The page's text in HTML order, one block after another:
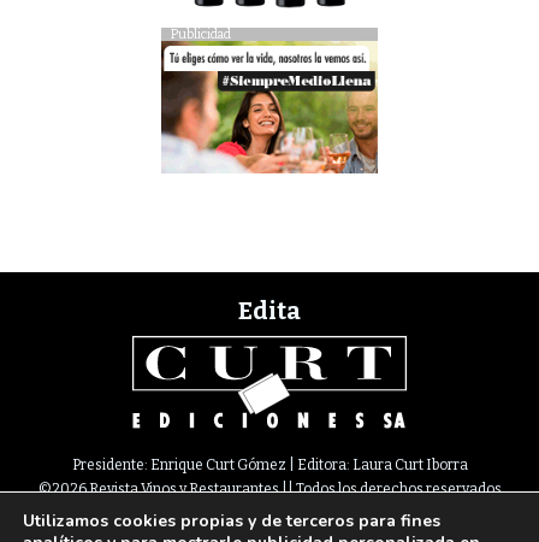
Publicidad
Edita
Presidente: Enrique Curt Gómez | Editora: Laura Curt Iborra
©2026 Revista Vinos y Restaurantes || Todos los derechos reservados
Newsletter Nota legal Política de Cookies Suscripción
Utilizamos cookies propias y de terceros para fines